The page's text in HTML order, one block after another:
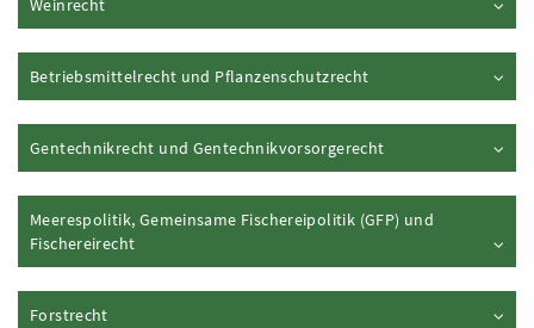
Betriebsmittelrecht und PflanzenschutzrechtInhalt aufklappen
Gentechnikrecht und GentechnikvorsorgerechtInhalt aufklappen
Meerespolitik, Gemeinsame Fischereipolitik (GFP) und
FischereirechtInhalt aufklappen
ForstrechtInhalt aufklappen